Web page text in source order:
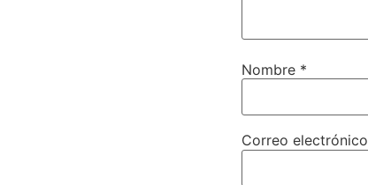
Nombre *
Correo electrónico